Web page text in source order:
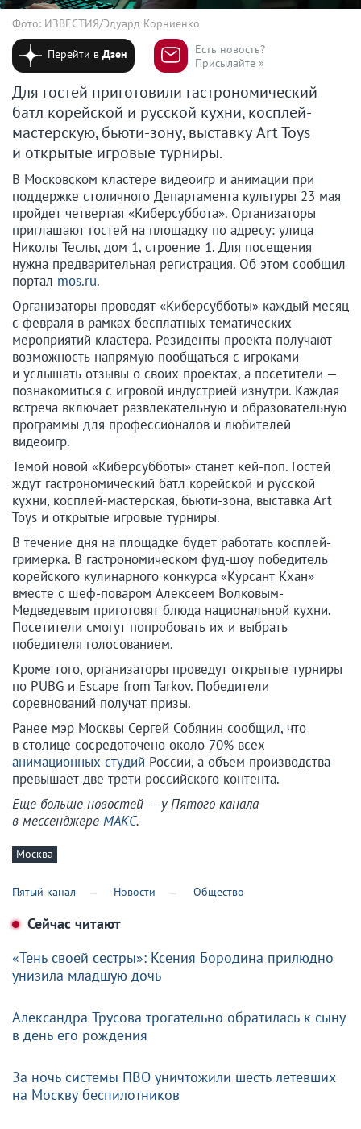
Фото: ИЗВЕСТИЯ/Эдуард Корниенко
Перейти вДзен
Есть новость?
Присылайте »
Для гостей приготовили гастрономический
батл корейской и русской кухни, косплей-
мастерскую, бьюти-зону, выставку Art Toys
и открытые игровые турниры.
В Московском кластере видеоигр и анимации при
поддержке столичного Департамента культуры 23 мая
пройдет четвертая «Киберсуббота». Организаторы
приглашают гостей на площадку по адресу: улица
Николы Теслы, дом 1, строение 1. Для посещения
нужна предварительная регистрация. Об этом сообщил
портал mos.ru.
Организаторы проводят «Киберсубботы» каждый месяц
с февраля в рамках бесплатных тематических
мероприятий кластера. Резиденты проекта получают
возможность напрямую пообщаться с игроками
и услышать отзывы о своих проектах, а посетители —
познакомиться с игровой индустрией изнутри. Каждая
встреча включает развлекательную и образовательную
программы для профессионалов и любителей
видеоигр.
Темой новой «Киберсубботы» станет кей-поп. Гостей
ждут гастрономический батл корейской и русской
кухни, косплей-мастерская, бьюти-зона, выставка Art
Toys и открытые игровые турниры.
В течение дня на площадке будет работать косплей-
гримерка. В гастрономическом фуд-шоу победитель
корейского кулинарного конкурса «Курсант Кхан»
вместе с шеф-поваром Алексеем Волковым-
Медведевым приготовят блюда национальной кухни.
Посетители смогут попробовать их и выбрать
победителя голосованием.
Кроме того, организаторы проведут открытые турниры
по PUBG и Escape from Tarkov. Победители
соревнований получат призы.
Ранее мэр Москвы Сергей Собянин сообщил, что
в столице сосредоточено около 70% всех
анимационных студий России, а объем производства
превышает две трети российского контента.
Еще больше новостей — у Пятого канала
в мессенджере МАКС.
Москва
Пятый канал Новости Общество
Сейчас читают
«Тень своей сестры»: Ксения Бородина прилюдно
унизила младшую дочь
Александра Трусова трогательно обратилась к сыну
в день его рождения
За ночь системы ПВО уничтожили шесть летевших
на Москву беспилотников